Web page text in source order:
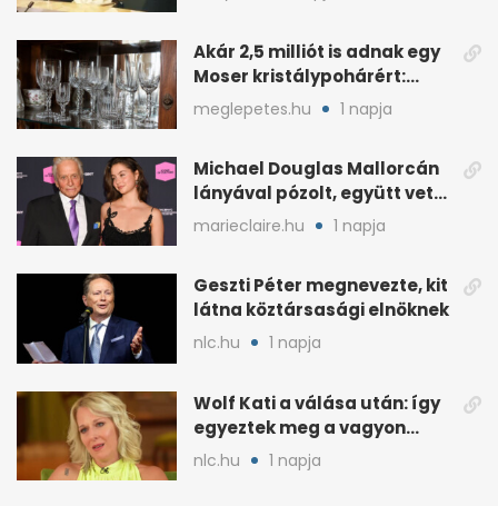
Akár 2,5 milliót is adnak egy
Moser kristálypohárért:
otthon is lapulhat
meglepetes.hu 1 napja
Michael Douglas Mallorcán
lányával pózolt, együtt vette
át az elismerést
marieclaire.hu 1 napja
Geszti Péter megnevezte, kit
látna köztársasági elnöknek
nlc.hu 1 napja
Wolf Kati a válása után: így
egyeztek meg a vagyon
megosztásáról
nlc.hu 1 napja